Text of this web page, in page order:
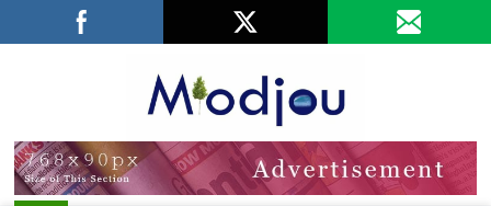
Facebook
LinkedIn